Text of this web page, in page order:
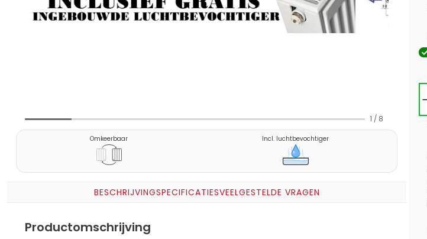
1 / 8
Omkeerbaar Incl. luchtbevochtiger
BESCHRIJVINGSPECIFICATIESVEELGESTELDE VRAGEN
Productomschrijving